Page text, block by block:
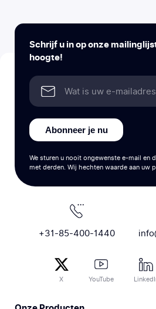
Schrijf u in op onze
hoogte!
Abonneer je nu
We sturen u nooit ongewenste e-mail en
met derden. Wij hechten waarde aan uw
+31-85-400-1440
X YouTube